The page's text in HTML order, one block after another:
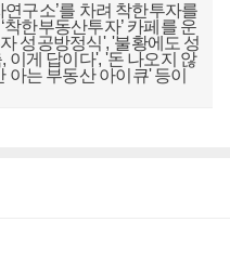
구소’를 차려 착한투자를
한부동산투자’ 카페를 운
성공방정식', '불황에도 성
이게 답이다', '돈 나오지 않
아는 부동산 아이큐' 등이